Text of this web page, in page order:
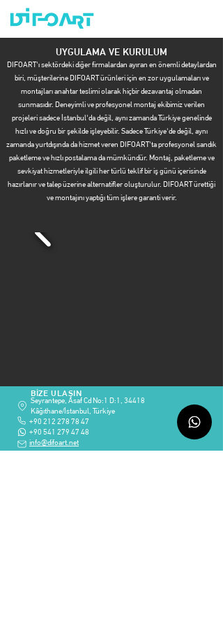
UYGULAMA VE KURULUM
DIFOART'ı sektördeki diğer firmalardan ayıran en önemli detaylardan
biri, müşterilerine DIFOART ürünleri için en zor uygulamaları ve
montajları anahtar teslimi olarak hiçbir dezavantaj olmadan
sunmasıdır. Deneyimli ve profesyonel montaj ekibimiz verilen
projeleri sadece İstanbul'da değil, aynı zamanda Türkiye genelinde
hızlı ve doğru bir şekilde işleyebilir. Sadece Türkiye'de değil, aynı
zamanda yurtdışında da hizmet veren DIFOART'ta profesyonel sandık
paketleme ve hızlı postalama da mümkündür. Montaj, paketleme ve
sevkiyat hizmetleriyle ilgili her türlü teklif bir iş günü içerisinde
hazırlanır ve talep üzerine alternatifler oluşturulur. DIFOART ürettiği
ve montajını yaptığı tüm işlere garanti verir.
BİZE ULAŞIN
Seyrantepe, Asaf Cd No:1 D:1, 34418
Kâğıthane/İstanbul, Türkiye
+90 212 278 78 47
+90 541 279 47 48
info@difoart.net